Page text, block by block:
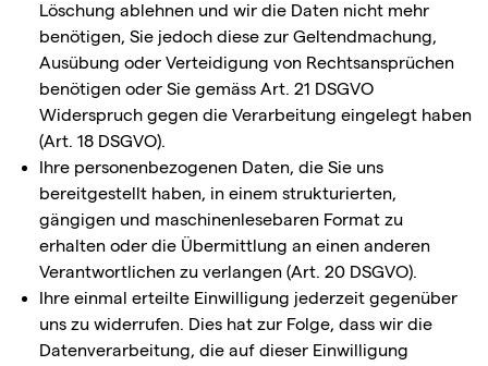
Löschung ablehnen und wir die Daten nicht mehr
benötigen, Sie jedoch diese zur Geltendmachung,
Ausübung oder Verteidigung von Rechtsansprüchen
benötigen oder Sie gemäss Art. 21 DSGVO
Widerspruch gegen die Verarbeitung eingelegt haben
(Art. 18 DSGVO).
Ihre personenbezogenen Daten, die Sie uns
bereitgestellt haben, in einem strukturierten,
gängigen und maschinenlesebaren Format zu
erhalten oder die Übermittlung an einen anderen
Verantwortlichen zu verlangen (Art. 20 DSGVO).
Ihre einmal erteilte Einwilligung jederzeit gegenüber
uns zu widerrufen. Dies hat zur Folge, dass wir die
Datenverarbeitung, die auf dieser Einwilligung